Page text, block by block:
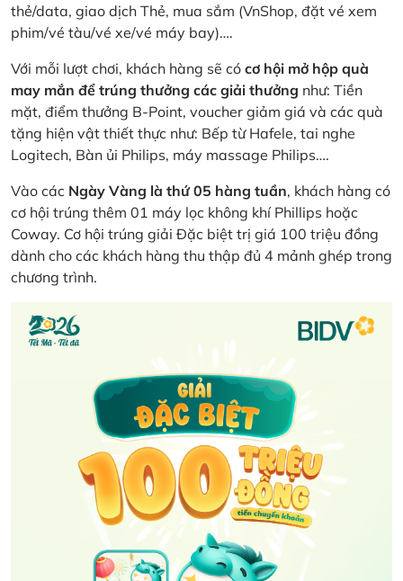
thẻ/data, giao dịch Thẻ, mua sắm (VnShop, đặt vé xem
phim/vé tàu/vé xe/vé máy bay)….
Với mỗi lượt chơi, khách hàng sẽ có cơ hội mở hộp quà
may mắn để trúng thưởng các giải thưởng như: Tiền
mặt, điểm thưởng B-Point, voucher giảm giá và các quà
tặng hiện vật thiết thực như: Bếp từ Hafele, tai nghe
Logitech, Bàn ủi Philips, máy massage Philips….
Vào các Ngày Vàng là thứ 05 hàng tuần, khách hàng có
cơ hội trúng thêm 01 máy lọc không khí Phillips hoặc
Coway. Cơ hội trúng giải Đặc biệt trị giá 100 triệu đồng
dành cho các khách hàng thu thập đủ 4 mảnh ghép trong
chương trình.